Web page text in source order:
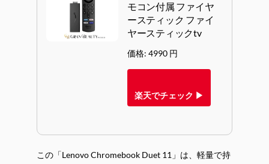
モコン付属 ファイヤ
ースティック ファイ
ヤースティックtv
価格: 4990 円
楽天でチェック ▶
この「Lenovo Chromebook Duet 11」は、軽量で持